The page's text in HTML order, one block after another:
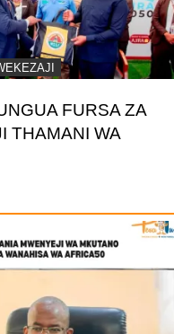
FURSA ZA
THAMANI WA